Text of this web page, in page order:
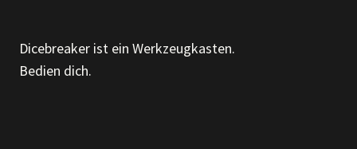
DEM
Dicebreaker ist ein Werkzeugkasten.
Bedien dich.